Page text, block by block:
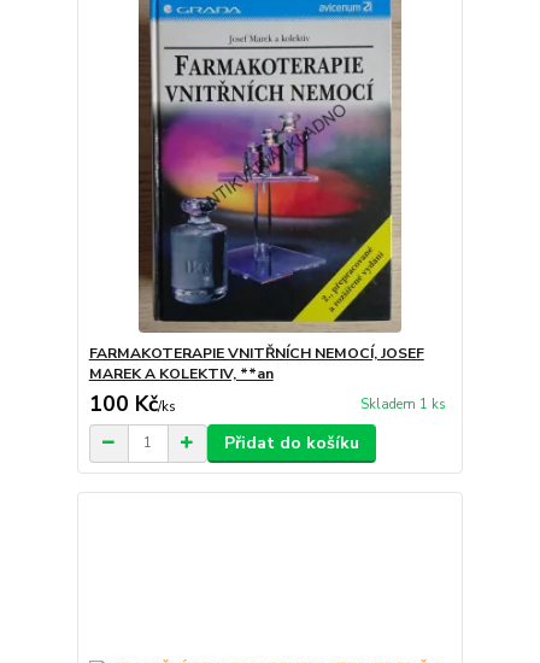
FARMAKOTERAPIE VNITŘNÍCH NEMOCÍ, JOSEF
MAREK A KOLEKTIV, **an
100 Kč/ks Skladem 1 ks
Přidat do košíku